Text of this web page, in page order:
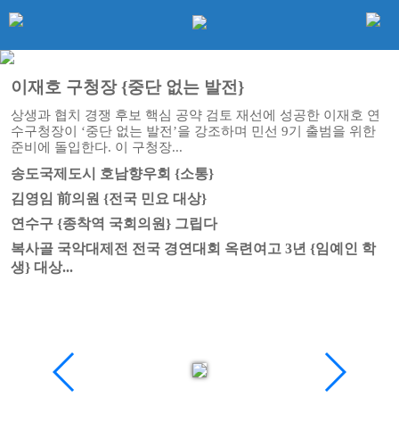
이재호 구청장 {중단 없는 발전}
상생과 협치 경쟁 후보 핵심 공약 검토 재선에 성공한 이재호 연
수구청장이 ‘중단 없는 발전’을 강조하며 민선 9기 출범을 위한
준비에 돌입한다. 이 구청장...
송도국제도시 호남향우회 {소통}
김영임 前의원 {전국 민요 대상}
연수구 {종착역 국회의원} 그립다
복사골 국악대제전 전국 경연대회 옥련여고 3년 {임예인 학
생} 대상...